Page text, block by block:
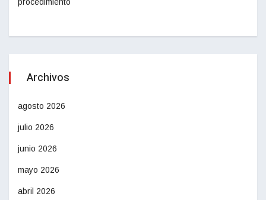
procedimiento
Archivos
agosto 2026
julio 2026
junio 2026
mayo 2026
abril 2026